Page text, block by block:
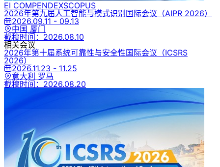
EI COMPENDEXSCOPUS
2026年第九届人工智能与模式识别国际会议 （AIPR 2026）
2026.09.11 - 09.13
中国 厦门
截稿时间： 2026.08.10
相关会议
2026年第十届系统可靠性与安全性国际会议 （ICSRS
2026）
2026.11.23 - 11.25
意大利 罗马
截稿时间： 2026.08.20